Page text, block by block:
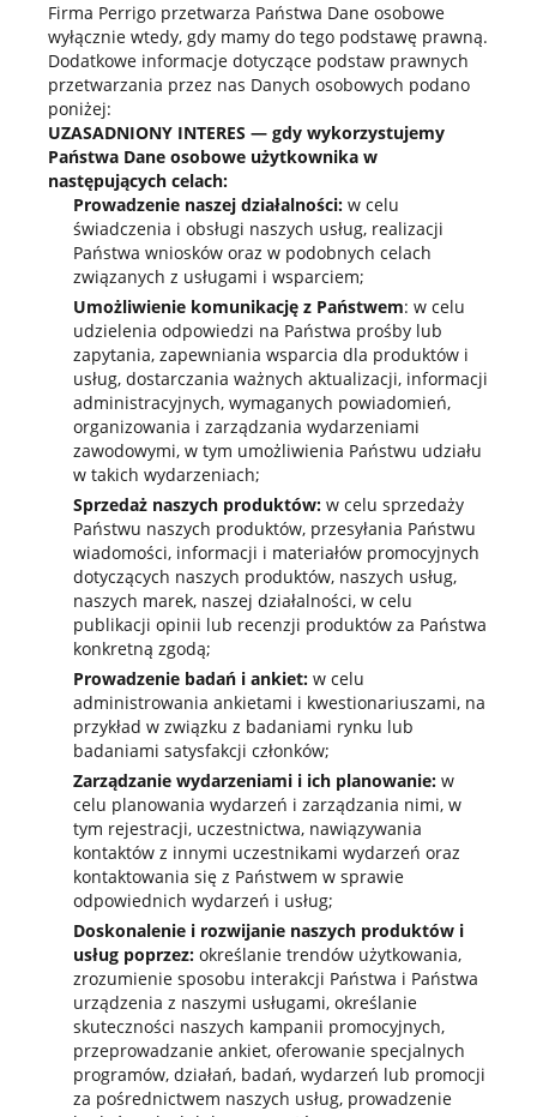
Firma Perrigo przetwarza Państwa Dane osobowe
wyłącznie wtedy, gdy mamy do tego podstawę prawną.
Dodatkowe informacje dotyczące podstaw prawnych
przetwarzania przez nas Danych osobowych podano
poniżej:
UZASADNIONY INTERES — gdy wykorzystujemy
Państwa Dane osobowe użytkownika w
następujących celach:
Prowadzenie naszej działalności: w celu
świadczenia i obsługi naszych usług, realizacji
Państwa wniosków oraz w podobnych celach
związanych z usługami i wsparciem;
Umożliwienie komunikację z Państwem: w celu
udzielenia odpowiedzi na Państwa prośby lub
zapytania, zapewniania wsparcia dla produktów i
usług, dostarczania ważnych aktualizacji, informacji
administracyjnych, wymaganych powiadomień,
organizowania i zarządzania wydarzeniami
zawodowymi, w tym umożliwienia Państwu udziału
w takich wydarzeniach;
Sprzedaż naszych produktów: w celu sprzedaży
Państwu naszych produktów, przesyłania Państwu
wiadomości, informacji i materiałów promocyjnych
dotyczących naszych produktów, naszych usług,
naszych marek, naszej działalności, w celu
publikacji opinii lub recenzji produktów za Państwa
konkretną zgodą;
Prowadzenie badań i ankiet: w celu
administrowania ankietami i kwestionariuszami, na
przykład w związku z badaniami rynku lub
badaniami satysfakcji członków;
Zarządzanie wydarzeniami i ich planowanie: w
celu planowania wydarzeń i zarządzania nimi, w
tym rejestracji, uczestnictwa, nawiązywania
kontaktów z innymi uczestnikami wydarzeń oraz
kontaktowania się z Państwem w sprawie
odpowiednich wydarzeń i usług;
Doskonalenie i rozwijanie naszych produktów i
usług poprzez: określanie trendów użytkowania,
zrozumienie sposobu interakcji Państwa i Państwa
urządzenia z naszymi usługami, określanie
skuteczności naszych kampanii promocyjnych,
przeprowadzanie ankiet, oferowanie specjalnych
programów, działań, badań, wydarzeń lub promocji
za pośrednictwem naszych usług, prowadzenie